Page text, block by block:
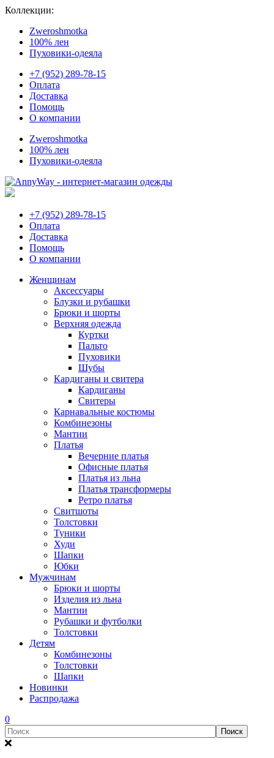
Коллекции:
Zweroshmotka
100% лен
Пуховики-одеяла
+7 (952) 289-78-15
Оплата
Доставка
Помощь
О компании
Zweroshmotka
100% лен
Пуховики-одеяла
+7 (952) 289-78-15
Оплата
Доставка
Помощь
О компании
Женщинам
Аксессуары
Блузки и рубашки
Брюки и шорты
Верхняя одежда
Куртки
Пальто
Пуховики
Шубы
Кардиганы и свитера
Кардиганы
Свитеры
Карнавальные костюмы
Комбинезоны
Мантии
Платья
Вечерние платья
Офисные платья
Платья из льна
Платья трансформеры
Ретро платья
Свитшоты
Толстовки
Туники
Худи
Шапки
Юбки
Мужчинам
Брюки и шорты
Изделия из льна
Мантии
Рубашки и футболки
Толстовки
Детям
Комбинезоны
Толстовки
Шапки
Новинки
Распродажа
0